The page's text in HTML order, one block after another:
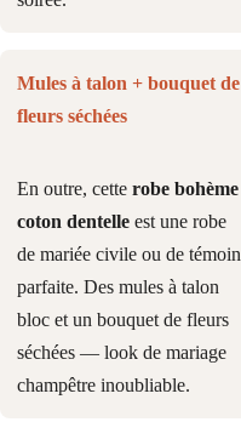
Mules à talon + bouquet de
fleurs séchées
En outre, cette robe bohème
coton dentelle est une robe
de mariée civile ou de témoin
parfaite. Des mules à talon
bloc et un bouquet de fleurs
séchées — look de mariage
champêtre inoubliable.